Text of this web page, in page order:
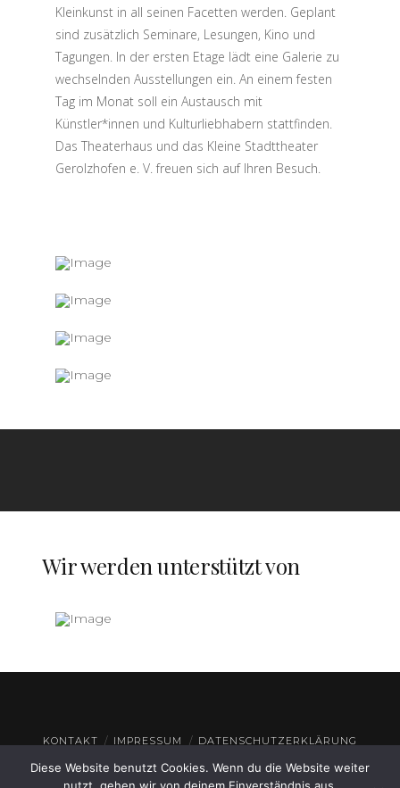
Kleinkunst in all seinen Facetten werden. Geplant
sind zusätzlich Seminare, Lesungen, Kino und
Tagungen. In der ersten Etage lädt eine Galerie zu
wechselnden Ausstellungen ein. An einem festen
Tag im Monat soll ein Austausch mit
Künstler*innen und Kulturliebhabern stattfinden.
Das Theaterhaus und das Kleine Stadttheater
Gerolzhofen e. V. freuen sich auf Ihren Besuch.
Wir werden unterstützt von
KONTAKT IMPRESSUM DATENSCHUTZERKLÄRUNG
© THEATERHAUS GEROLZHOFEN2026
Diese Website benutzt Cookies. Wenn du die Website weiter